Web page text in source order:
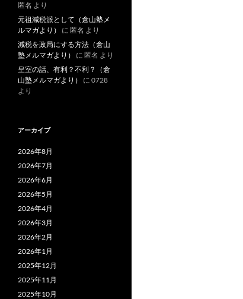
匿名 より
元祖減税派として（倉山塾メ
ルマガより）
に 匿名 より
減税を政局にする方法（倉山
塾メルマガより）
に 匿名 より
皇室の話、有利？不利？（倉
山塾メルマガより）
に 0728
より
アーカイブ
2026年8月
2026年7月
2026年6月
2026年5月
2026年4月
2026年3月
2026年2月
2026年1月
2025年12月
2025年11月
2025年10月